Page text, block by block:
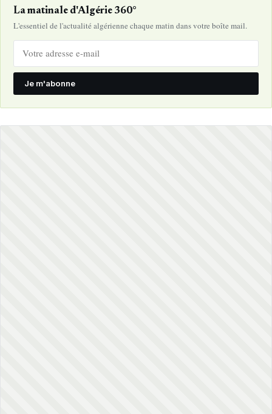
La matinale d'Algérie 360°
L'essentiel de l'actualité algérienne chaque matin dans votre boîte mail.
Je m'abonne